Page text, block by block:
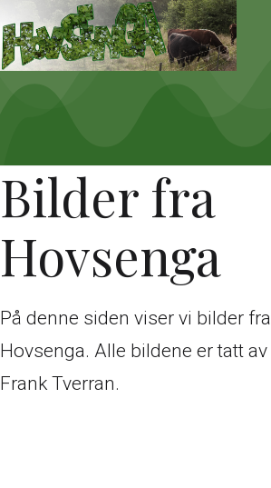
Bilder fra
Hovsenga
På denne siden viser vi bilder fra
Hovsenga. Alle bildene er tatt av
Frank Tverran.